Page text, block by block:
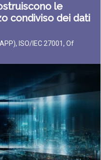
le
condiviso dei dati
ISO/IEC 27001, Of